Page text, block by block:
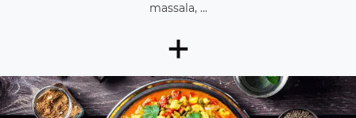
massala, ...
+